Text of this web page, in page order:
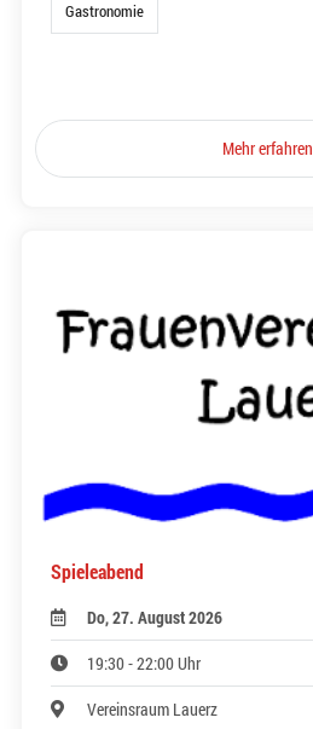
Gastronomie
Mehr erfahren
Spieleabend
Do, 27. August 2026
19:30 - 22:00 Uhr
Vereinsraum Lauerz